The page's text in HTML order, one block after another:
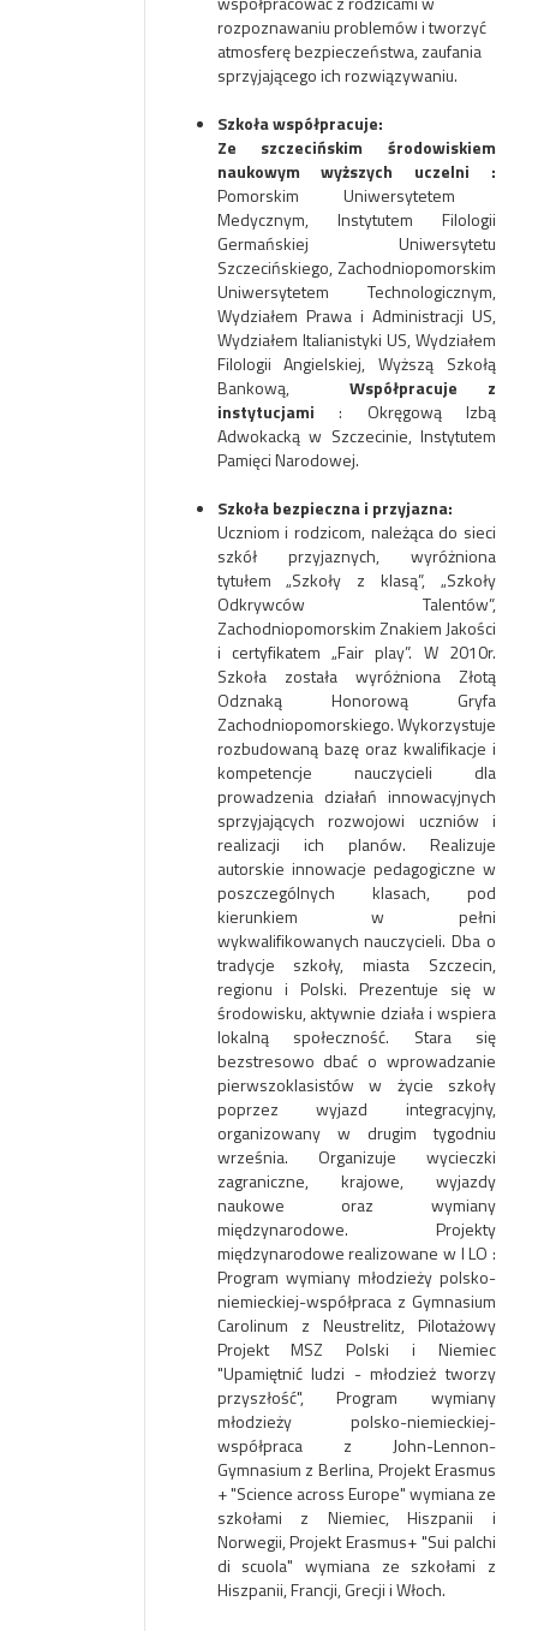
rozpoznawaniu problemów i tworzyć
atmosferę bezpieczeństwa, zaufania
sprzyjającego ich rozwiązywaniu.
Szkoła współpracuje:
Ze szczecińskim środowiskiem
naukowym wyższych uczelni :
Pomorskim Uniwersytetem
Medycznym, Instytutem Filologii
Germańskiej Uniwersytetu
Szczecińskiego, Zachodniopomorskim
Uniwersytetem Technologicznym,
Wydziałem Prawa i Administracji US,
Wydziałem Italianistyki US, Wydziałem
Filologii Angielskiej, Wyższą Szkołą
Bankową, Współpracuje z
instytucjami : Okręgową Izbą
Adwokacką w Szczecinie, Instytutem
Pamięci Narodowej.
Szkoła bezpieczna i przyjazna:
Uczniom i rodzicom, należąca do sieci
szkół przyjaznych, wyróżniona
tytułem „Szkoły z klasą”, „Szkoły
Odkrywców Talentów”,
Zachodniopomorskim Znakiem Jakości
i certyfikatem „Fair play”. W 2010r.
Szkoła została wyróżniona Złotą
Odznaką Honorową Gryfa
Zachodniopomorskiego. Wykorzystuje
rozbudowaną bazę oraz kwalifikacje i
kompetencje nauczycieli dla
prowadzenia działań innowacyjnych
sprzyjających rozwojowi uczniów i
realizacji ich planów. Realizuje
autorskie innowacje pedagogiczne w
poszczególnych klasach, pod
kierunkiem w pełni
wykwalifikowanych nauczycieli. Dba o
tradycje szkoły, miasta Szczecin,
regionu i Polski. Prezentuje się w
środowisku, aktywnie działa i wspiera
lokalną społeczność. Stara się
bezstresowo dbać o wprowadzanie
pierwszoklasistów w życie szkoły
poprzez wyjazd integracyjny,
organizowany w drugim tygodniu
września. Organizuje wycieczki
zagraniczne, krajowe, wyjazdy
naukowe oraz wymiany
międzynarodowe. Projekty
międzynarodowe realizowane w I LO :
Program wymiany młodzieży polsko-
niemieckiej-współpraca z Gymnasium
Carolinum z Neustrelitz, Pilotażowy
Projekt MSZ Polski i Niemiec
"Upamiętnić ludzi - młodzież tworzy
przyszłość", Program wymiany
młodzieży polsko-niemieckiej-
współpraca z John-Lennon-
Gymnasium z Berlina, Projekt Erasmus
+ "Science across Europe" wymiana ze
szkołami z Niemiec, Hiszpanii i
Norwegii, Projekt Erasmus+ "Sui palchi
di scuola" wymiana ze szkołami z
Hiszpanii, Francji, Grecji i Włoch.